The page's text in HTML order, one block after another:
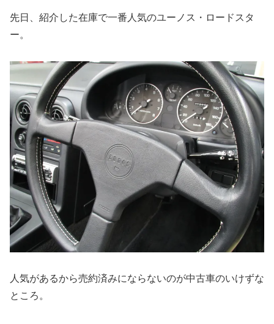
先日、紹介した在庫で一番人気のユーノス・ロードスタ
ー。
人気があるから売約済みにならないのが中古車のいけずな
ところ。